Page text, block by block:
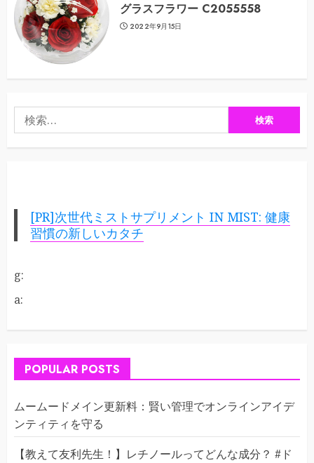
グラスフラワー C2055558
2022年9月15日
索:
[PR]次世代ミストサプリメント IN MIST: 健康
習慣の新しいカタチ
g:
a:
POPULAR POSTS
ムームードメイン更新料：賢い管理でオンラインアイデ
ンティティを守る
【教えて友利先生！】レチノールってどんな成分？ #ド